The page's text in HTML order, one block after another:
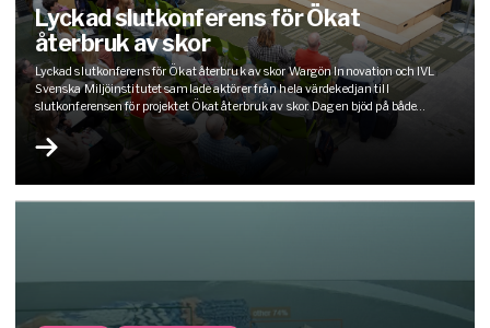
Lyckad slutkonferens för Ökat
återbruk av skor
Lyckad slutkonferens för Ökat återbruk av skor Wargön Innovation och IVL
Svenska Miljöinstitutet samlade aktörer från hela värdekedjan till
slutkonferensen för projektet Ökat återbruk av skor. Dagen bjöd på både
resultat, konkreta verktyg och engagerade samtal om hur skobranschen kan
ställa om till mer cirkulära arbetssätt. Förmiddagen fokuserade på projektets
resultat, där deltagarna fick ta…